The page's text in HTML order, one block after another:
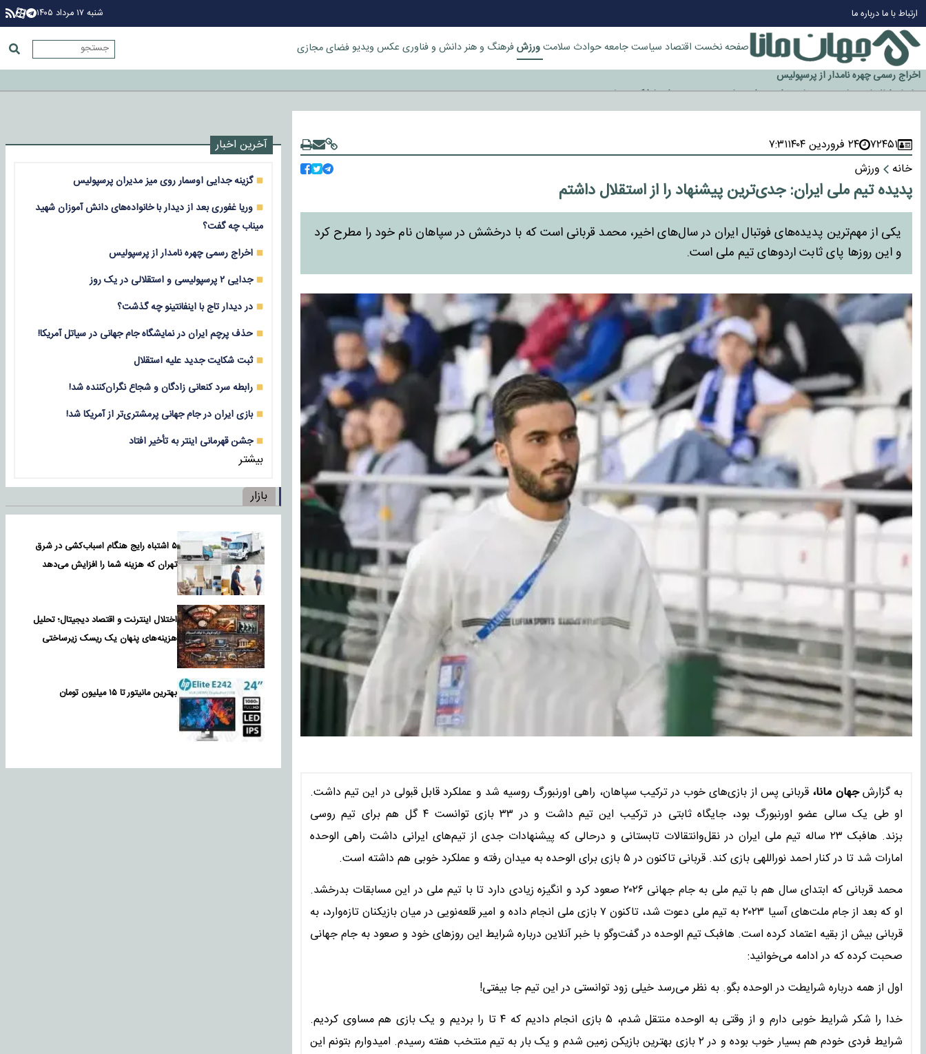
ارتباط با مادرباره ما شنبه ۱۷ مرداد ۱۴۰۵
صفحه نخست اقتصاد سیاستجامعهحوادث سلامتورزشفرهنگ و هنردانش و فناوری عکس ویدیوفضای مجازی
چرا طلا دوباره افزایشی شد؟
گزینه جدایی اوسمار روی میز مدیران پرسپولیس
آیا رئیس جمهور آمریکا قانون را دور می‌زند؟
اخراج رسمی چهره نامدار از پرسپولیس
سازمان اطلاعات سپاه: پروژه دولت ترامپ برای مهار چین، روسیه و اروپا شکست خورد
۷۲۴۵۱ ۲۴ فروردین ۱۴۰۴
۷:۳۱
خانه
ورزش
پدیده تیم ملی ایران: جدی‌ترین پیشنهاد را از استقلال داشتم
یکی از مهم‌ترین پدیده‌های فوتبال ایران در سال‌های اخیر، محمد قربانی است که با درخشش در سپاهان نام خود را مطرح کرد
و این روزها پای ثابت اردوهای تیم ملی است.
به گزارشجهان مانا، قربانی پس از بازی‌های خوب در ترکیب سپاهان، راهی اورنبورگ روسیه شد و عملکرد قابل قبولی در این تیم داشت.
او طی یک سالی عضو اورنبورگ بود، جایگاه ثابتی در ترکیب این تیم داشت و در ۳۳ بازی توانست ۴ گل هم برای تیم روسی
بزند. هافبک ۲۳ ساله تیم ملی ایران در نقل‌وانتقالات تابستانی و درحالی که پیشنهادات جدی از تیم‌های ایرانی داشت راهی الوحده
امارات شد تا در کنار احمد نوراللهی بازی کند. قربانی تاکنون در ۵ بازی برای الوحده به میدان رفته و عملکرد خوبی هم داشته است.
محمد قربانی که ابتدای سال هم با تیم ملی به جام جهانی ۲۰۲۶ صعود کرد و انگیزه زیادی دارد تا با تیم ملی در این مسابقات بدرخشد.
او که بعد از جام ملت‌های آسیا ۲۰۲۳ به تیم ملی دعوت شد، تاکنون ۷ بازی ملی انجام داده و امیر قلعه‌نویی در میان بازیکنان تازه‌وارد، به
قربانی بیش از بقیه اعتماد کرده است. هافبک تیم الوحده در گفت‌وگو با خبر آنلاین درباره شرایط این روزهای خود و صعود به جام جهانی
صحبت کرده که در ادامه می‌خوانید:
اول از همه درباره شرایطت در الوحده بگو. به نظر می‌رسد خیلی زود توانستی در این تیم جا بیفتی!
خدا را شکر شرایط خوبی دارم و از وقتی به الوحده منتقل شدم، ۵ بازی انجام دادیم که ۴ تا را بردیم و یک بازی هم مساوی کردیم.
شرایط فردی خودم هم بسیار خوب بوده و در ۲ بازی بهترین بازیکن زمین شدم و یک بار به تیم منتخب هفته رسیدم. امیدوارم بتونم این
آخرین اخبار
گزینه جدایی اوسمار روی میز مدیران پرسپولیس
وریا غفوری بعد از دیدار با خانواده‌های دانش آموزان شهید
میناب چه گفت؟
اخراج رسمی چهره نامدار از پرسپولیس
جدایی ۲ پرسپولیسی و استقلالی در یک روز
در دیدار تاج با اینفانتینو چه گذشت؟
حذف پرچم ایران در نمایشگاه جام جهانی در سیاتل آمریکا!
ثبت شکایت جدید علیه استقلال
رابطه سرد کنعانی زادگان و شجاع نگران‌کننده شد!
بازی‌ ایران در جام جهانی پرمشتری‌تر از آمریکا شد!
جشن قهرمانی اینتر به تأخیر افتاد
بیشتر
بازار
۵ اشتباه رایج هنگام اسباب‌کشی در شرق
تهران که هزینه شما را افزایش می‌دهد
اختلال اینترنت و اقتصاد دیجیتال؛ تحلیل
هزینه‌های پنهان یک ریسک زیرساختی
بهترین مانیتور تا ۱۵ میلیون تومان